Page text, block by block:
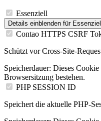
Essenziell
Details einblenden für Essenziell
Contao HTTPS CSRF
Schützt vor Cross-Site-
Speicherdauer: Dieses
Browsersitzung bestehen.
PHP SESSION ID
Speichert die aktuelle PHP-